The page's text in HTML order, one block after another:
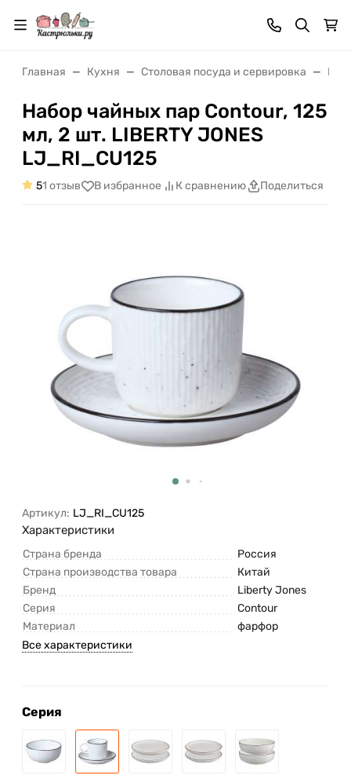
Главная Кухня Cтоловая посуда и сервировка
Набор чайных пар Contour, 125
мл, 2 шт. LIBERTY JONES
LJ_RI_CU125
51 отзыв В избранное К сравнению Поделиться
Артикул: LJ_RI_CU125
Характеристики
Страна бренда
Россия
Страна производства товара
Китай
Бренд
Liberty Jones
Серия
Contour
Материал
фарфор
Все характеристики
Серия